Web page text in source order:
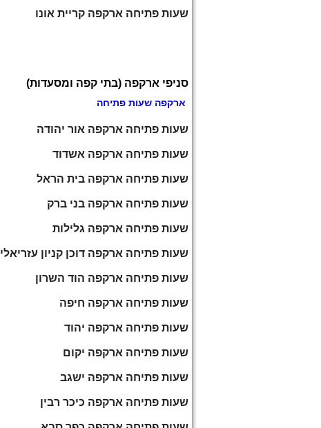
שעות פתיחה ארקפה קריית אונו
סניפי ארקפה (בתי קפה ומסעדות)
ארקפה שעות פתיחה
שעות פתיחה ארקפה אור יהודה
שעות פתיחה ארקפה אשדוד
שעות פתיחה ארקפה בית הראל
שעות פתיחה ארקפה בני ברק
שעות פתיחה ארקפה גלילות
שעות פתיחה ארקפה דוכן קניון עזריאלי
שעות פתיחה ארקפה הוד השרון
שעות פתיחה ארקפה חיפה
שעות פתיחה ארקפה יהוד
שעות פתיחה ארקפה יקום
שעות פתיחה ארקפה ישגב
שעות פתיחה ארקפה כיכר רבין